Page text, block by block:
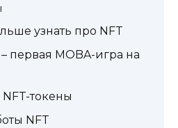
узнать про NFT
первая MOBA-игра на
токены
NFT